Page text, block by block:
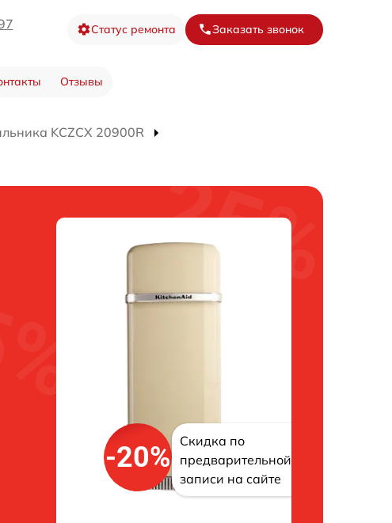
Статус ремонта Заказать звонок
Отзывы
KCZCX 20900R
-20%
Скидка по
предварительной
записи на сайте